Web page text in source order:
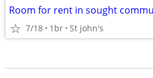
Room for rent in sought
7/18 1br St john's